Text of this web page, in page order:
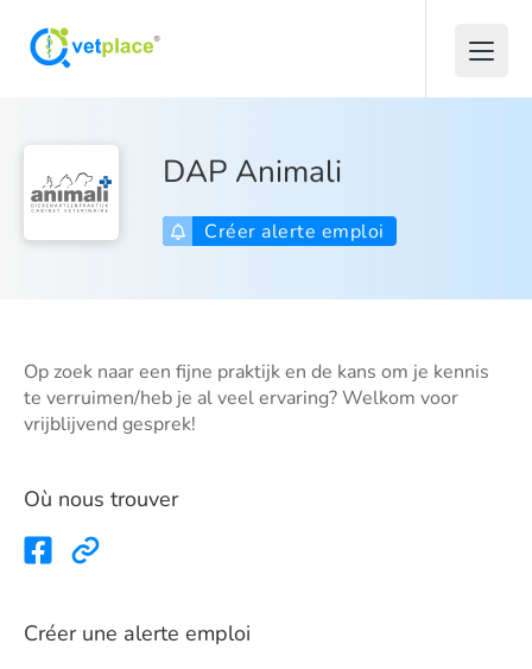
DAP Animali
Créer alerte emploi
Op zoek naar een fijne praktijk en de kans om je kennis
te verruimen/heb je al veel ervaring? Welkom voor
vrijblijvend gesprek!
Où nous trouver
Créer une alerte emploi